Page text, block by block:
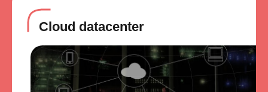
Cloud datacenter